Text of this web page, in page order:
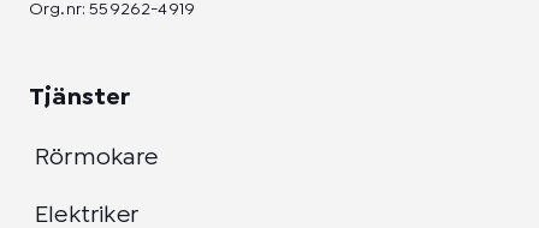
Org.nr: 559262-4919
Tjänster
Rörmokare
Elektriker